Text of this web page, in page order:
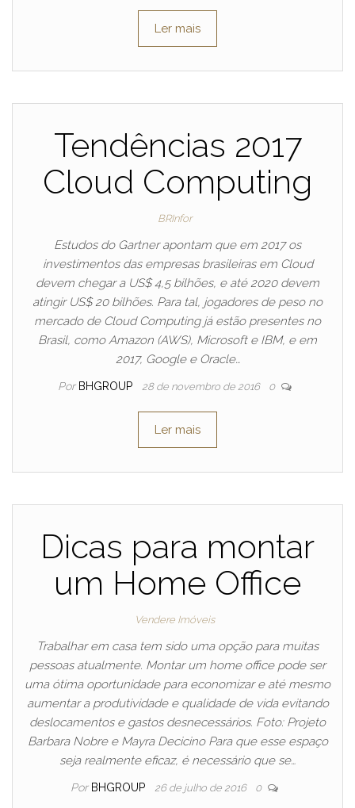
Ler mais
Tendências 2017
Cloud Computing
BRInfor
Estudos do Gartner apontam que em 2017 os
investimentos das empresas brasileiras em Cloud
devem chegar a US$ 4,5 bilhões, e até 2020 devem
atingir US$ 20 bilhões. Para tal, jogadores de peso no
mercado de Cloud Computing já estão presentes no
Brasil, como Amazon (AWS), Microsoft e IBM, e em
2017, Google e Oracle…
Por BHGROUP 28 de novembro de 2016 0
Ler mais
Dicas para montar
um Home Office
Vendere Imóveis
Trabalhar em casa tem sido uma opção para muitas
pessoas atualmente. Montar um home office pode ser
uma ótima oportunidade para economizar e até mesmo
aumentar a produtividade e qualidade de vida evitando
deslocamentos e gastos desnecessários. Foto: Projeto
Barbara Nobre e Mayra Decicino Para que esse espaço
seja realmente eficaz, é necessário que se…
Por BHGROUP 26 de julho de 2016 0